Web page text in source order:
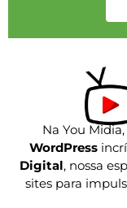
Na You Midia,
WordPress
Digital, nossa
sites para